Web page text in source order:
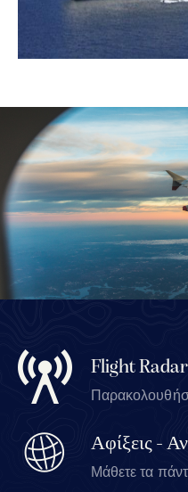
Flight Radar
Αφίξεις -
Μάθετε τα